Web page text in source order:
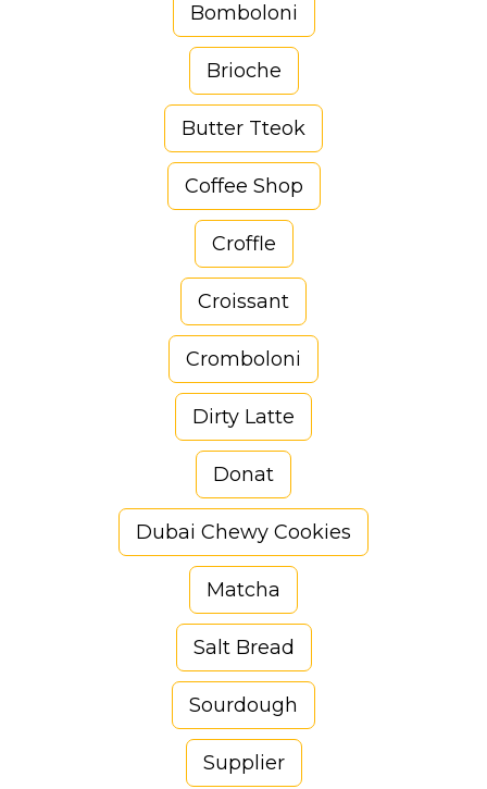
Bomboloni
Brioche
Butter Tteok
Coffee Shop
Croffle
Croissant
Cromboloni
Dirty Latte
Donat
Dubai Chewy Cookies
Matcha
Salt Bread
Sourdough
Supplier